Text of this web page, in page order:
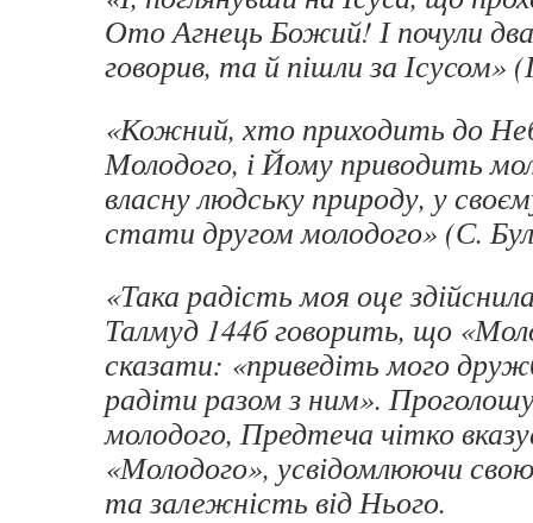
Ото Агнець Божий! І почули два
говорив, та й пішли за Ісусом»
«Кожний, хто приходить до
Молодого, і Йому приводить
власну людську природу, у
стати другом молодого» (С.
«Така радість моя оце
Талмуд 144б говорить, що
сказати: «приведіть мого
радіти разом з ним».
молодого, Предтеча чітко
«Молодого», усвідомлюючи
та залежність від Нього.